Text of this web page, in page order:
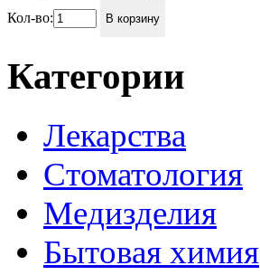
Кол-во: В корзину
Категории
Лекарства
Стоматология
Медизделия
Бытовая химия